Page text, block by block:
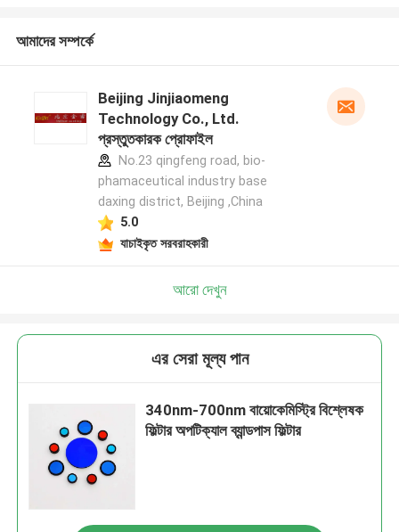
আমাদের সম্পর্কে
Beijing Jinjiaomeng
Technology Co., Ltd.
প্রস্তুতকারক প্রোফাইল
No.23 qingfeng road, bio-
phamaceutical industry base
daxing district, Beijing ,China
5.0
যাচাইকৃত সরবরাহকারী
আরো দেখুন
এর সেরা মূল্য পান
340nm-700nm বায়োকেমিস্ট্রি বিশ্লেষক
ফিল্টার অপটিক্যাল ব্যান্ডপাস ফিল্টার